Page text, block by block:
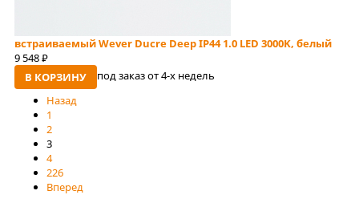
встраиваемый Wever Ducre Deep IP44 1.0 LED 3000K, белый
9 548 руб
В КОРЗИНУ
под заказ от 4-x недель
Назад
1
2
3
4
226
Вперед